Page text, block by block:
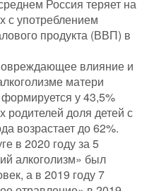
Россия теряет на
с употреблением
продукта (ВВП) в
влияние и
матери
у 43,5%
родителей доля детей с
возрастает до 62%.
в 2020 году за 5
алкоголизм» был
а в 2019 году 7